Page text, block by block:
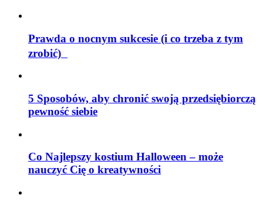
Prawda o nocnym sukcesie (i co trzeba z tym
zrobić)
5 Sposobów, aby chronić swoją przedsiębiorczą
pewność siebie
Co Najlepszy kostium Halloween – może
nauczyć Cię o kreatywności